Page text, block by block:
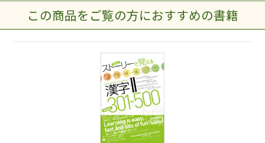
この商品をご覧の方におすすめの書籍